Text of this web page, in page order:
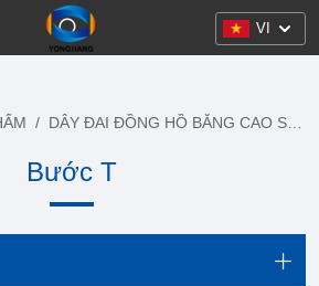
VI
/ DÂY ĐAI ĐỒNG HỒ BẰNG CAO SU
Bước T